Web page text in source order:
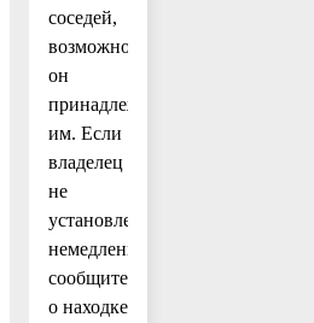
соседей,
возможно,
он
принадлежит
им. Если
владелец
не
установлен,
немедленно
сообщите
о находке